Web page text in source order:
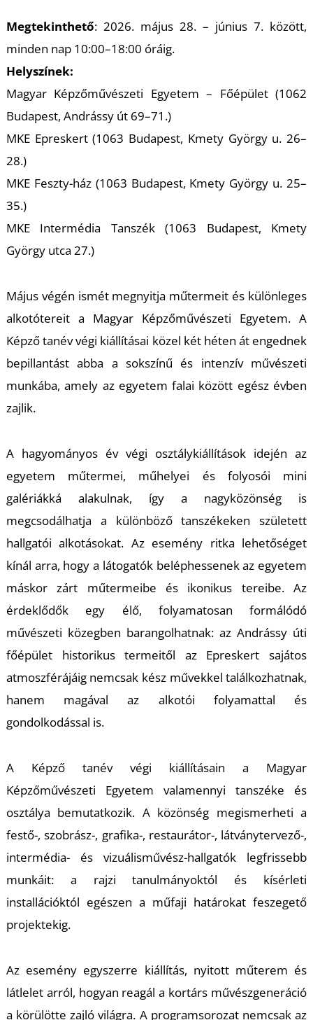
Megtekinthető: 2026. május 28. – június 7. között,
minden nap 10:00–18:00 óráig.
Helyszínek:
Magyar Képzőművészeti Egyetem – Főépület (1062
Budapest, Andrássy út 69–71.)
MKE Epreskert (1063 Budapest, Kmety György u. 26–
28.)
MKE Feszty-ház (1063 Budapest, Kmety György u. 25–
35.)
MKE Intermédia Tanszék (1063 Budapest, Kmety
György utca 27.)
Május végén ismét megnyitja műtermeit és különleges
alkotótereit a Magyar Képzőművészeti Egyetem. A
Képző tanév végi kiállításai közel két héten át engednek
bepillantást abba a sokszínű és intenzív művészeti
munkába, amely az egyetem falai között egész évben
zajlik.
A hagyományos év végi osztálykiállítások idején az
egyetem műtermei, műhelyei és folyosói mini
galériákká alakulnak, így a nagyközönség is
megcsodálhatja a különböző tanszékeken született
hallgatói alkotásokat. Az esemény ritka lehetőséget
kínál arra, hogy a látogatók beléphessenek az egyetem
máskor zárt műtermeibe és ikonikus tereibe. Az
érdeklődők egy élő, folyamatosan formálódó
művészeti közegben barangolhatnak: az Andrássy úti
főépület historikus termeitől az Epreskert sajátos
atmoszférájáig nemcsak kész művekkel találkozhatnak,
hanem magával az alkotói folyamattal és
gondolkodással is.
A Képző tanév végi kiállításain a Magyar
Képzőművészeti Egyetem valamennyi tanszéke és
osztálya bemutatkozik. A közönség megismerheti a
festő-, szobrász-, grafika-, restaurátor-, látványtervező-,
intermédia- és vizuálisművész-hallgatók legfrissebb
munkáit: a rajzi tanulmányoktól és kísérleti
installációktól egészen a műfaji határokat feszegető
projektekig.
Az esemény egyszerre kiállítás, nyitott műterem és
látlelet arról, hogyan reagál a kortárs művészgeneráció
a körülötte zajló világra. A programsorozat nemcsak az